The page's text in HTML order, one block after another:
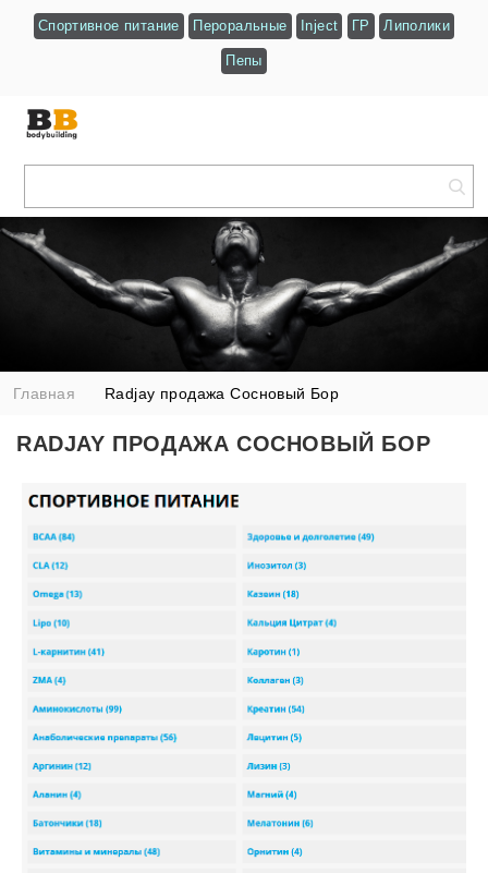
Спортивное питание Пероральные Inject ГР Липолики
Пепы
Главная Radjay продажа Сосновый Бор
RADJAY ПРОДАЖА СОСНОВЫЙ БОР